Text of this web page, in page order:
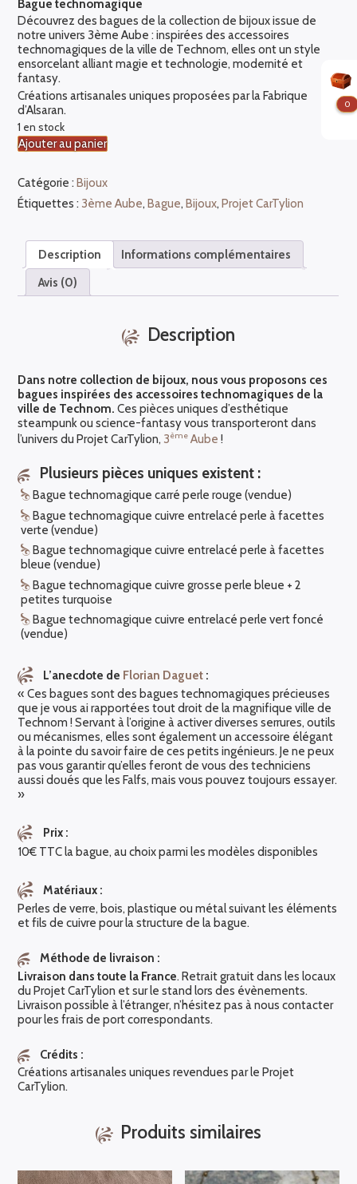
0
Bague technomagique
Découvrez des bagues de la collection de bijoux issue de
notre univers 3ème Aube : inspirées des accessoires
technomagiques de la ville de Technom, elles ont un style
ensorcelant alliant magie et technologie, modernité et
fantasy.
Créations artisanales uniques proposées par la Fabrique
d’Alsaran.
1 en stock
quantité
de
Technom
Ajouter au panier
Catégorie : Bijoux
Étiquettes : 3ème Aube,Bague,Bijoux,Projet CarTylion
Description
Informations complémentaires
Avis (0)
Description
Dans notre collection de bijoux, nous vous proposons ces
bagues inspirées des accessoires technomagiques de la
ville de Technom.Ces pièces uniques d’esthétique
steampunk ou science-fantasy vous transporteront dans
l’univers du Projet CarTylion, 3ème Aube !
Plusieurs pièces uniques existent :
Bague technomagique carré perle rouge (vendue)
Bague technomagique cuivre entrelacé perle à facettes
verte (vendue)
Bague technomagique cuivre entrelacé perle à facettes
bleue (vendue)
Bague technomagique cuivre grosse perle bleue + 2
petites turquoise
Bague technomagique cuivre entrelacé perle vert foncé
(vendue)
L’anecdote de Florian Daguet:
« Ces bagues sont des bagues technomagiques précieuses
que je vous ai rapportées tout droit de la magnifique ville de
Technom ! Servant à l’origine à activer diverses serrures, outils
ou mécanismes, elles sont également un accessoire élégant
à la pointe du savoir faire de ces petits ingénieurs. Je ne peux
pas vous garantir qu’elles feront de vous des techniciens
aussi doués que les Falfs, mais vous pouvez toujours essayer.
»
Prix :
10€ TTC la bague, au choix parmi les modèles disponibles
Matériaux :
Perles de verre, bois, plastique ou métal suivant les éléments
et fils de cuivre pour la structure de la bague.
Méthode de livraison :
Livraison dans toute la France. Retrait gratuit dans les locaux
du Projet CarTylion et sur le stand lors des évènements.
Livraison possible à l’étranger, n’hésitez pas à nous contacter
pour les frais de port correspondants.
Crédits :
Créations artisanales uniques revendues par le Projet
CarTylion.
Produits similaires